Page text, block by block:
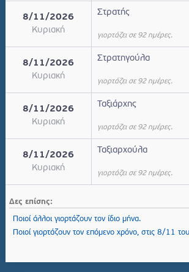
8/11/2026
Κυριακή
Στρατής
γιορτάζει σε 92 ημέρες.
8/11/2026
Κυριακή
Στρατηγούλα
γιορτάζει σε 92 ημέρες.
8/11/2026
Κυριακή
Ταξιάρχης
γιορτάζει σε 92 ημέρες.
8/11/2026
Κυριακή
Ταξιαρχούλα
γιορτάζει σε 92 ημέρες.
Δες επίσης:
Ποιοί άλλοι γιορτάζουν τον ίδιο μήνα.
Ποιοί γιορτάζουν τον επόμενο χρόνο, στις 8/11